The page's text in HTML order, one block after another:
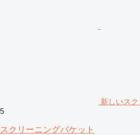
新しいス
5
スクリーニングバケット